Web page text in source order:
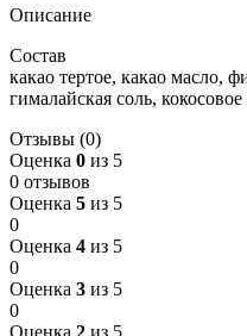
Описание
Состав
какао тертое, какао масло,
гималайская соль,
Отзывы (0)
Оценка 0 из 5
0 отзывов
Оценка 5 из 5
0
Оценка 4 из 5
0
Оценка 3 из 5
0
Оценка 2 из 5